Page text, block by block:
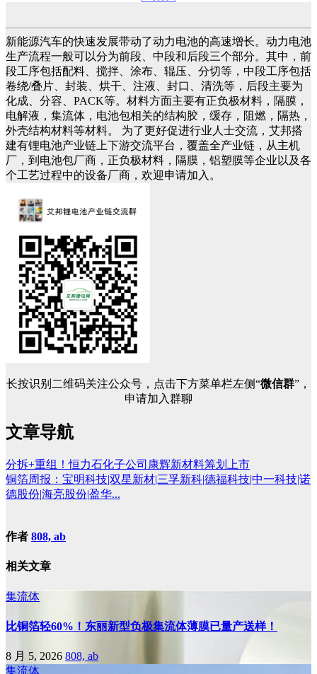
新能源汽车的快速发展带动了动力电池的高速增长。动力电池
生产流程一般可以分为前段、中段和后段三个部分。其中，前
段工序包括配料、搅拌、涂布、辊压、分切等，中段工序包括
卷绕/叠片、封装、烘干、注液、封口、清洗等，后段主要为
化成、分容、PACK等。材料方面主要有正负极材料，隔膜，
电解液，集流体，电池包相关的结构胶，缓存，阻燃，隔热，
外壳结构材料等材料。 为了更好促进行业人士交流，艾邦搭
建有锂电池产业链上下游交流平台，覆盖全产业链，从主机
厂，到电池包厂商，正负极材料，隔膜，铝塑膜等企业以及各
个工艺过程中的设备厂商，欢迎申请加入。
长按识别二维码关注公众号，点击下方菜单栏左侧“微信群”，
申请加入群聊
文章导航
分拆+重组！恒力石化子公司康辉新材料筹划上市
铜箔周报：宝明科技|双星新材|三孚新科|德福科技|中一科技|诺
德股份|海亮股份|盈华...
作者 808, ab
相关文章
集流体
比铜箔轻60%！东丽新型负极集流体薄膜已量产送样！
8 月 5, 2026 808, ab
集流体